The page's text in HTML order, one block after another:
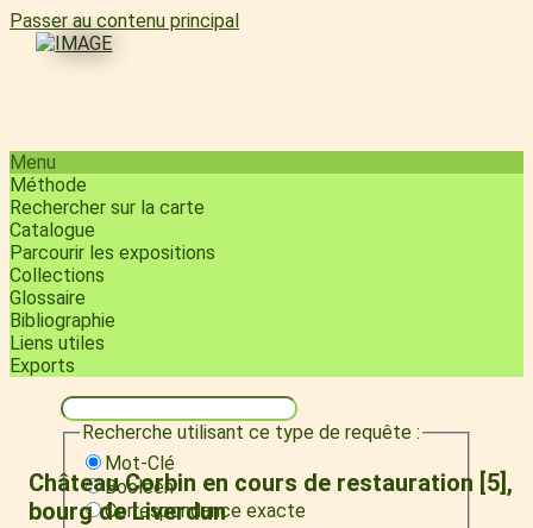
Passer au contenu principal
Menu
Méthode
Rechercher sur la carte
Catalogue
Parcourir les expositions
Collections
Glossaire
Bibliographie
Liens utiles
Exports
Recherche utilisant ce type de requête :
Mot-Clé
Booléen
Correspondance exacte
Château Corbin en cours de restauration [5],
bourg de Liverdun